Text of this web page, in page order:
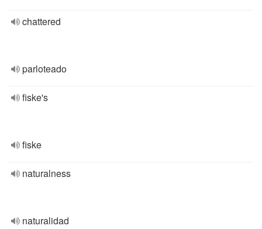
chattered
parloteado
fiske's
fiske
naturalness
naturalidad